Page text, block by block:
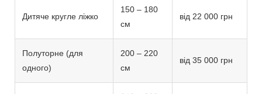
Дитяче кругле ліжко
150 – 180
см
від 22 000 грн
Полуторне (для
одного)
200 – 220
см
від 35 000 грн